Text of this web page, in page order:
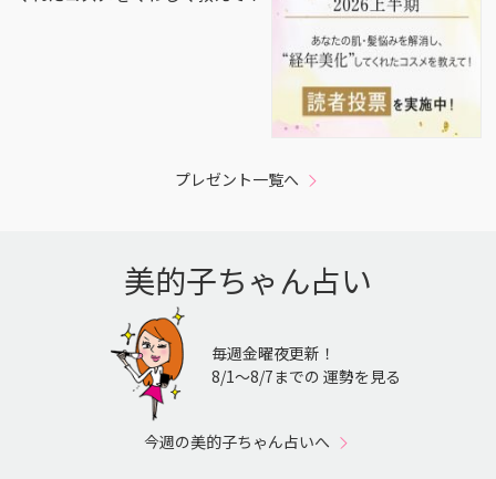
プレゼント一覧へ
美的子ちゃん占い
毎週金曜夜更新！
8/1〜8/7までの 運勢を見る
今週の美的子ちゃん占いへ